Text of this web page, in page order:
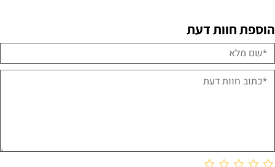
הוספת חוות דעת